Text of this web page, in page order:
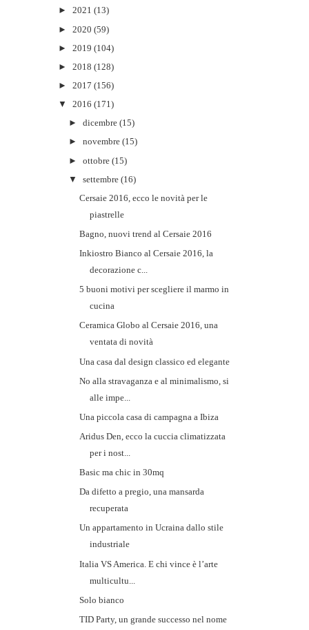
► 2021 (13)
► 2020 (59)
► 2019 (104)
► 2018 (128)
► 2017 (156)
▼
2016 (171)
►dicembre (15)
►novembre (15)
►ottobre (15)
▼
settembre (16)
Cersaie 2016, ecco le novità per le
piastrelle
Bagno, nuovi trend al Cersaie 2016
Inkiostro Bianco al Cersaie 2016, la
decorazione c...
5 buoni motivi per scegliere il marmo in
cucina
Ceramica Globo al Cersaie 2016, una
ventata di novità
Una casa dal design classico ed elegante
No alla stravaganza e al minimalismo, si
alle impe...
Una piccola casa di campagna a Ibiza
Aridus Den, ecco la cuccia climatizzata
per i nost...
Basic ma chic in 30mq
Da difetto a pregio, una mansarda
recuperata
Un appartamento in Ucraina dallo stile
industriale
Italia VS America. E chi vince è l’arte
multicultu...
Solo bianco
TID Party, un grande successo nel nome